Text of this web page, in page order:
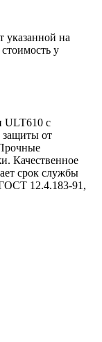
указанной на
у
ULT610 с
от
Качественное
срок службы
12.4.183-91,